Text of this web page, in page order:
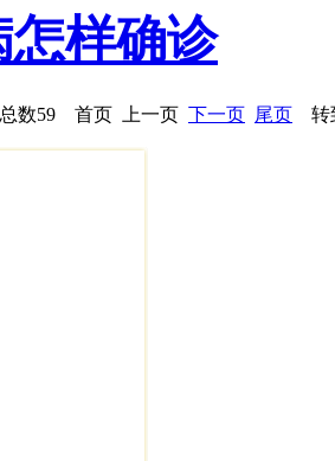
怎样确诊
总数59 首页 上一页 下一页 尾页 转